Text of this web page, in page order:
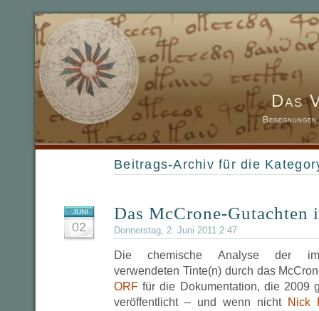
Das
Beitrags-Archiv für die
JUNI
02
Das McCrone-Gutachten
Donnerstag, 2. Juni 2011 2:47
Die chemische Analyse der im
verwendeten Tinte(n) durch das
ORF für die Dokumentation, die 2009
veröffentlicht – und wenn nicht Nick